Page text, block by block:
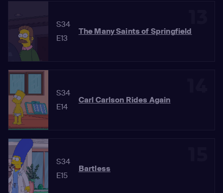
S34
E13
The Many Saints of Springfield
S34
E14
Carl Carlson Rides Again
S34
E15
Bartless